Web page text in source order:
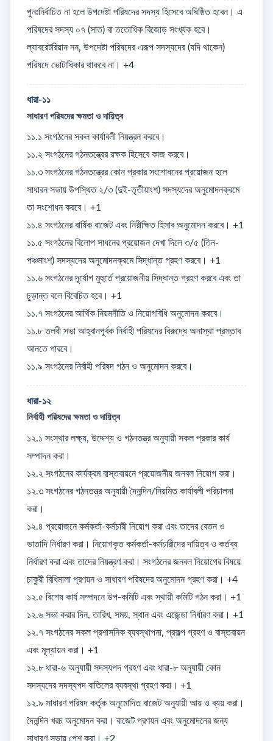
পুনঃনির্বাচিত না হলে উপদেষ্টা পরিষদের সদস্য হিসেবে অধিষ্ঠিত হবেন। এ
পরিষদের সদস্য ০৭ (সাত) বা ততোধিক বিজোড় সংখ্যক হবে।
ল্যাবরেটরিয়ান নন, উপদেষ্টা পরিষদের এরূপ সদস্যদের (যদি থাকেন)
পরিষদে ভোটাধিকার থাকবে না। +4
ধারা-১১
সাধারণ পরিষদের ক্ষমতা ও দায়িত্ব
১১.১ সংগঠনের সকল কার্যাবলী নিয়ন্ত্রন করবে।
১১.২ সংগঠনের গঠনতন্ত্রের রক্ষক হিসেবে কাজ করবে।
১১.৩ সংগঠনের গঠনতন্ত্রের কোন প্রকার সংশোধনের প্রয়োজন হলে
সাধারন সভায় উপস্থিত ২/৩ (দুই-তৃতীয়াংশ) সদস্যদের অনুমোদনক্রমে
তা সংশোধন করবে। +1
১১.৪ সংগঠনের বার্ষিক বাজেট এবং নিরীক্ষিত হিসাব অনুমোদন করবে। +1
১১.৫ সংগঠনের বিলোপ সাধনের প্রয়োজন দেখা দিলে ৩/৫ (তিন-
পঞ্চমাংশ) সদস্যদের অনুমোদনক্রমে সিদ্ধান্ত গ্রহণ করবে। +1
১১.৬ সংগঠনের দূর্যোগ মুহুর্তে প্রয়োজনীয় সিদ্ধান্ত গ্রহণ করবে এবং তা
চুড়ান্ত বলে বিবেচিত হবে। +1
১১.৭ সংগঠনের আর্থিক নিয়মনীতি ও নিয়োগবিধি অনুমোদন করবে।
১১.৮ তলবী সভা আহ্বানপূর্বক নির্বাহী পরিষদের বিরুদ্ধে অনাস্থা প্রস্তাব
আনতে পারবে।
১১.৯ সংগঠনের নির্বাহী পরিষদ গঠন ও অনুমোদন করবে।
ধারা-১২
নির্বাহী পরিষদের ক্ষমতা ও দায়িত্ব
১২.১ সংস্থার লক্ষ্য, উদ্দেশ্য ও গঠনতন্ত্র অনুযায়ী সকল প্রকার কার্য
সম্পাদন করা।
১২.২ সংগঠনের কার্যক্রম বাস্তবায়নে প্রয়োজনীয় জনবল নিয়োগ করা।
১২.৩ সংগঠনের গঠনতন্ত্র অনুযায়ী দৈনন্দিন/নিয়মিত কার্যাবলী পরিচালনা
করা।
১২.৪ প্রয়োজনে কর্মকর্তা-কর্মচারী নিয়োগ করা এবং তাদের বেতন ও
ভাতাদি নির্ধারণ করা। নিয়োগকৃত কর্মকর্তা-কর্মচারীদের দায়িত্ব ও কর্তব্য
নির্ধারণ করা এবং তাদের নিয়ন্ত্রণ করা। সংগঠনের জনবল নিয়োগের বিষয়ে
চাকুরী বিধিমালা প্রণয়ন ও সাধারণ পরিষদের অনুমোদন গ্রহণ করা। +4
১২.৫ বিশেষ কার্য সম্পদনে উপ-কমিটি এবং স্থায়ী কমিটি গঠন করা। +1
১২.৬ সভা করার দিন, তারিখ, সময়, স্থান এবং এজেন্ডা নির্ধারণ করা। +1
১২.৭ সংগঠনের সকল প্রশাসনিক ব্যবস্থাপনা, প্রকল্প গ্রহণ ও বাস্তবায়ন
এবং মূল্যায়ন করা। +1
১২.৮ ধারা-৬ অনুযায়ী সদস্যপদ গ্রহণ এবং ধারা-৮ অনুযায়ী কোন
সদস্যদের সদস্যপদ বাতিলের ব্যবস্থা গ্রহণ করা। +1
১২.৯ সাধারণ পরিষদ কর্তৃক অনুমোদিত বাজেট অনুযায়ী আয় ও ব্যয় করা।
দৈনন্দিন খরচ অনুমোদন করা। বাজেট প্রণয়ন এবং অনুমোদনের জন্য
সাধারণ সভায় পেশ করা। +2